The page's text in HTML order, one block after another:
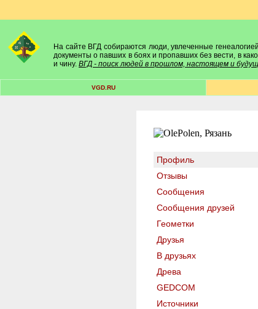
На сайте ВГД собираются люди, увлеченные
документы о павших в боях и пропавших без вести, в
и чину. ВГД - поиск людей в прошлом, настоящем и
VGD.RU
Профиль
Отзывы
Сообщения
Сообщения друзей
Геометки
Друзья
В друзьях
Древа
GEDCOM
Источники